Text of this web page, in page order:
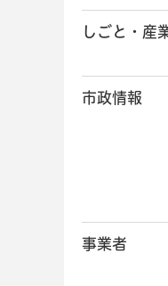
しごと・産
市政情報
事業者